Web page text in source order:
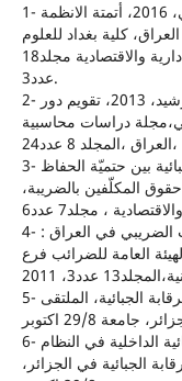
1- العنبكي ،هيثم علي ، مازن هيثم الشيخلي، 2016، أتمتة الانظمة
كلية بغداد للعلوم
الاقتصادية الجامعة،مجلة القادسية للعلوم الادارية والاقتصادية مجلد18
عدد3.
2- الربيعي ، د.خلود هادي عبود ،أرشد مكي رشيد، 2013، تقويم دور
دراسات محاسبية
3- بلول ، فهيمة ، مجمد قلي،2018، الرّقابة الجبائية بين حتميّة الحفاظ
المكلّفين بالضريبة،
4- عبدالله، قاسم محمد ، نجم عبد عليوي، التهرب الضريبي في العراق :
العامة للضرائب فرع
5- فريجات ،إسماعيل ،2015، الإطار القانوني للرقابة الجبائية، الملتقى
6- أسماء، بولحبال،2015،أهمية الرقابة الجبائية الداخلية في النظام
الجبائية في الجزائر،